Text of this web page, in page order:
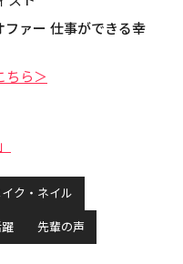
ァー 仕事ができる幸
ちら＞
ク・ネイル
先輩の声